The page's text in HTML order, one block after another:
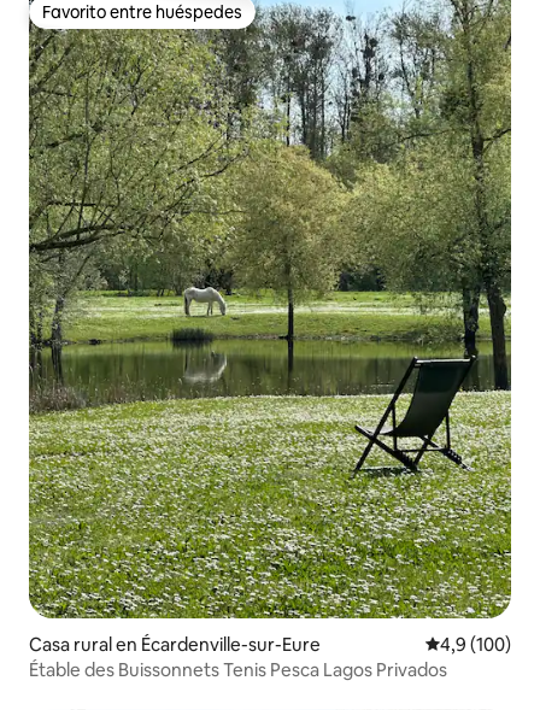
Favorito entre huéspedes
Favorito entre huéspedes
Casa rural en Écardenville-sur-Eure Calificación
4,9 (100)
Étable des Buissonnets Tenis Pesca Lagos Privados